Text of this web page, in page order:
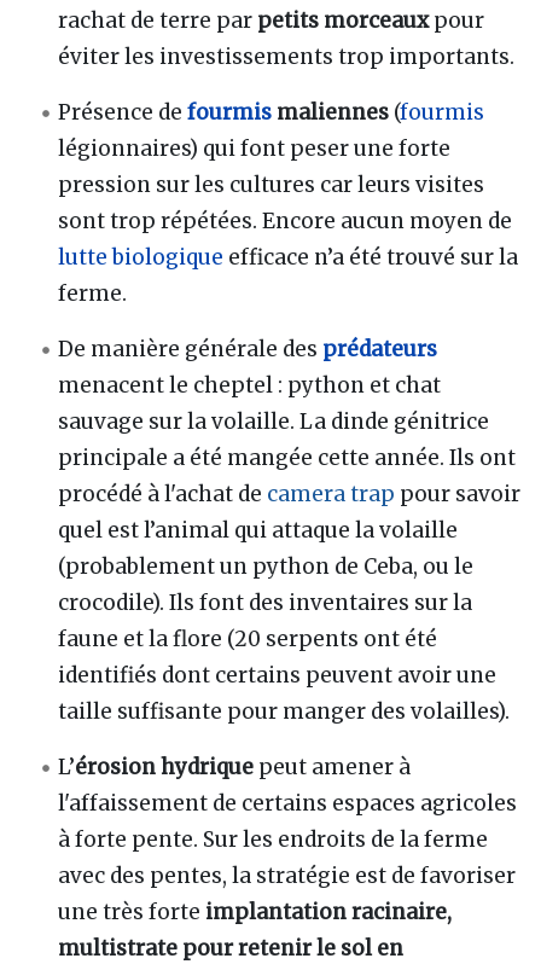
rachat de terre par petits morceauxpour
éviter les investissements trop importants.
Présence defourmis maliennes (fourmis
légionnaires) qui font peser une forte
pression sur les cultures car leurs visites
sont trop répétées. Encore aucun moyen de
lutte biologique efficace n’a été trouvé sur la
ferme.
De manière générale des prédateurs
menacent le cheptel : python et chat
sauvage sur la volaille. La dinde génitrice
principale a été mangée cette année. Ils ont
procédé à l'achat de camera trap pour savoir
quel est l’animal qui attaque la volaille
(probablement un python de Ceba, ou le
crocodile). Ils font des inventaires sur la
faune et la flore (20 serpents ont été
identifiés dont certains peuvent avoir une
taille suffisante pour manger des volailles).
L’érosion hydrique peut amener à
l'affaissement de certains espaces agricoles
à forte pente. Sur les endroits de la ferme
avec des pentes, la stratégie est de favoriser
une très forte implantation racinaire,
multistrate pour retenir le sol en